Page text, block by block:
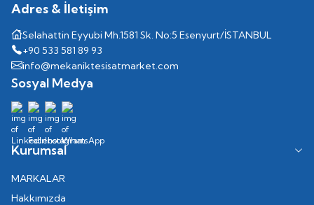
Adres & İletişim
Selahattin Eyyubi Mh.1581 Sk. No:5 Esenyurt/İSTANBUL
+90 533 581 89 93
info@mekaniktesisatmarket.com
Sosyal Medya
Kurumsal
MARKALAR
Hakkımızda